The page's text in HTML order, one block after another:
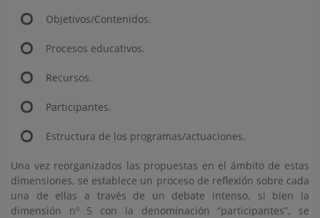
Objetivos/Contenidos.
Procesos educativos.
Recursos.
Participantes.
Estructura de los programas/actuaciones.
Una vez reorganizados las propuestas en el ámbito de estas
dimensiones, se establece un proceso de reflexión sobre cada
una de ellas a través de un debate intenso, si bien la
dimensión nº 5 con la denominación “participantes”, se